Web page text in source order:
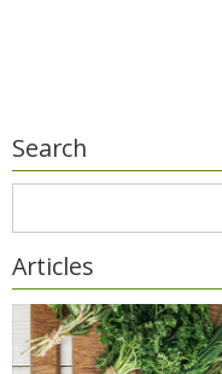
Search
Articles